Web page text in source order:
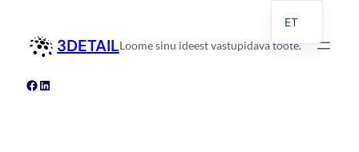
juurde
3DETAILLoome sinu ideest vastupidava toote.
Facebook
LinkedIn
ET
EN